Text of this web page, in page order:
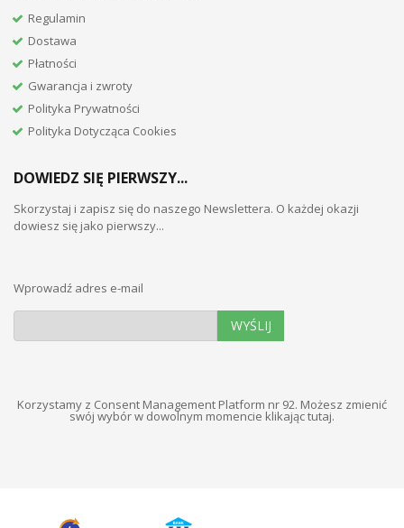
Regulamin
Dostawa
Płatności
Gwarancja i zwroty
Polityka Prywatności
Polityka Dotycząca Cookies
DOWIEDZ SIĘ PIERWSZY...
Skorzystaj i zapisz się do naszego Newslettera. O każdej okazji
dowiesz się jako pierwszy...
Wprowadź adres e-mail
WYŚLIJ
Korzystamy z Consent Management Platform nr 92. Możesz zmienić
swój wybór w dowolnym momencie klikając tutaj.